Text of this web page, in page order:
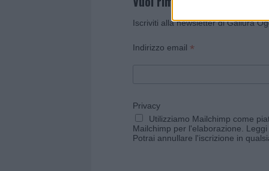
Iscriviti alla newsletter di Gallura
Indirizzo email *
Privacy
Utilizziamo Mailchimp come
Mailchimp per l'elaborazione.
Potrai annullare l'iscrizione in